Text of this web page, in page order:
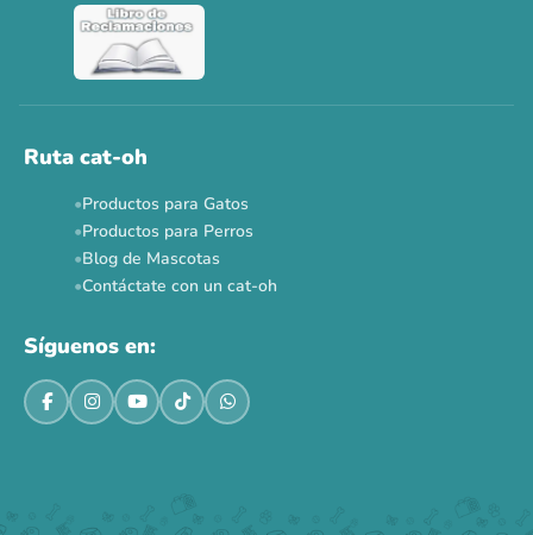
Ver todas las promos 🐾
Ruta cat-oh
Productos para Gatos
Productos para Perros
Blog de Mascotas
Contáctate con un cat-oh
Síguenos en: